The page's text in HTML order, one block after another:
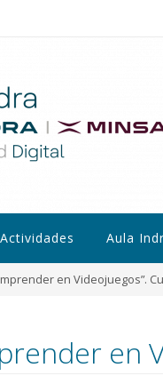
Actividades Aula
en Videojuegos”.
en